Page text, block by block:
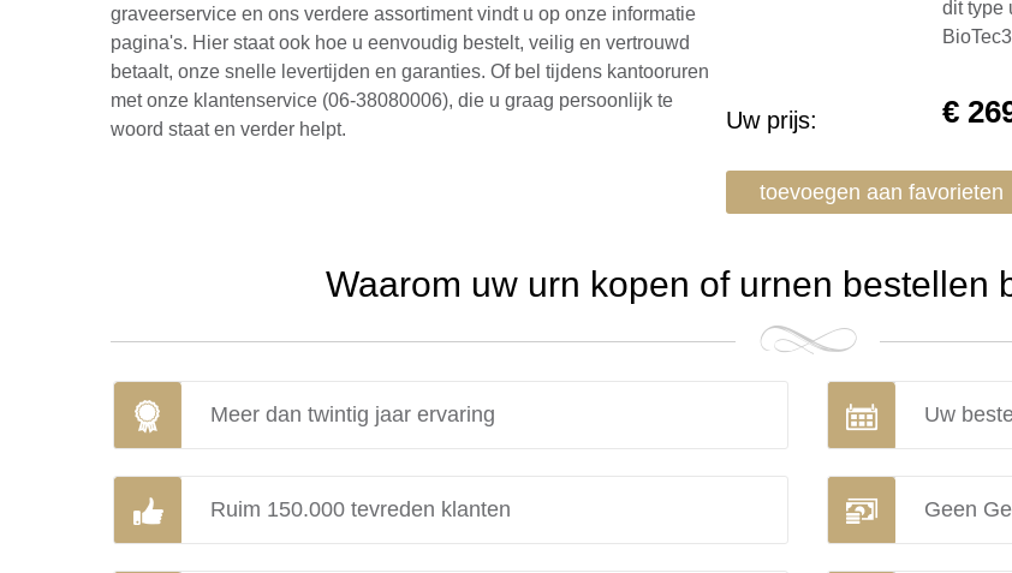
dit type
Uw prijs: €
toevoegen aan favorieten
graveerservice en ons verdere assortiment vindt u op onze informatie
pagina's. Hier staat ook hoe u eenvoudig bestelt, veilig en vertrouwd
betaalt, onze snelle levertijden en garanties. Of bel tijdens kantooruren
met onze klantenservice (06-38080006), die u graag persoonlijk te
woord staat en verder helpt.
Waarom uw urn kopen of urnen bestellen
Meer dan twintig jaar ervaring Uw
Ruim 150.000 tevreden klanten Geen